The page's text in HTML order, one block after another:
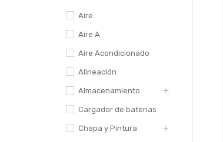
Aire
Aire A
Aire Acondicionado
Alineación
Almacenamiento
Cargador de baterias
Chapa y Pintura